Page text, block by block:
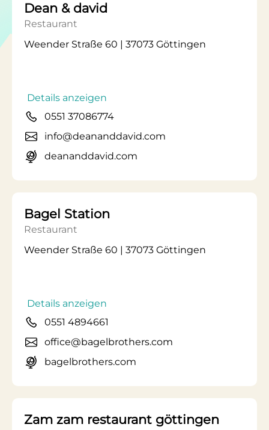
Dean & david
Restaurant
Weender Straße 60 | 37073 Göttingen
Details anzeigen
0551 37086774
info@deananddavid.com
deananddavid.com
Bagel Station
Restaurant
Weender Straße 60 | 37073 Göttingen
Details anzeigen
0551 4894661
office@bagelbrothers.com
bagelbrothers.com
Zam zam restaurant göttingen